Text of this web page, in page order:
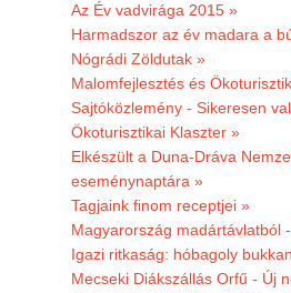
Az Év vadvirága 2015 »
Harmadszor az év madara a
Nógrádi Zöldutak »
Malomfejlesztés és
Sajtóközlemény - Sikeresen
Ökoturisztikai Klaszter »
Elkészült a Duna-Dráva
eseménynaptára »
Tagjaink finom receptjei »
Magyarország madártávlatból
Igazi ritkaság: hóbagoly
Mecseki Diákszállás Orfű - Új